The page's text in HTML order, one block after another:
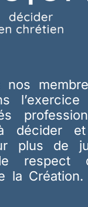
nos
décider
plus de
respect
la Création.